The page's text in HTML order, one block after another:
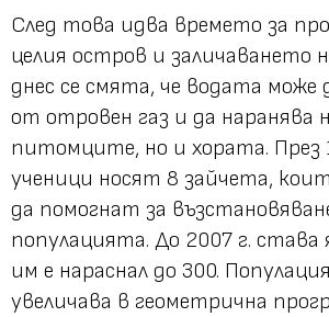
След това идва времето за
целия остров и заличаването
днес се смята, че водата може
от отровен газ и да наранява
питомците, но и хората. През
ученици носят 8 зайчета,
да помогнат за
популацията. До 2007 г. става
им е нараснал до 300.
увеличава в геометрична